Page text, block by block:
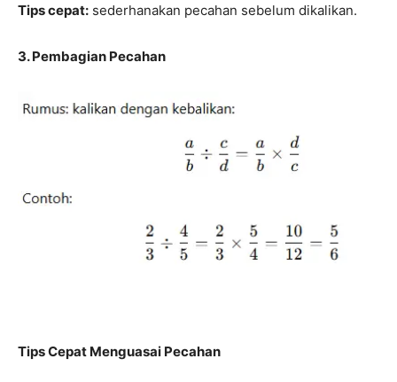
Tips cepat: sederhanakan pecahan sebelum dikalikan.
3. Pembagian Pecahan
Tips Cepat Menguasai Pecahan